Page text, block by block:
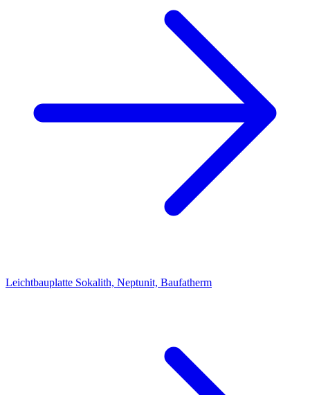
Leichtbauplatte Sokalith, Neptunit, Baufatherm